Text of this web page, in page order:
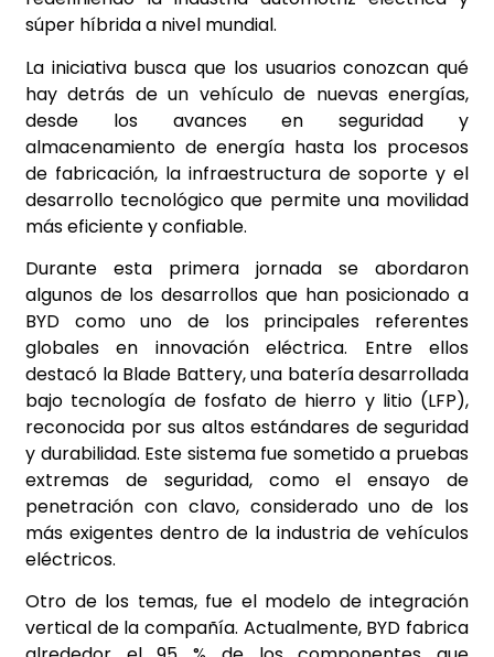
súper híbrida a nivel mundial.
La iniciativa busca que los usuarios conozcan qué
hay detrás de un vehículo de nuevas energías,
desde los avances en seguridad y
almacenamiento de energía hasta los procesos
de fabricación, la infraestructura de soporte y el
desarrollo tecnológico que permite una movilidad
más eficiente y confiable.
Durante esta primera jornada se abordaron
algunos de los desarrollos que han posicionado a
BYD como uno de los principales referentes
globales en innovación eléctrica. Entre ellos
destacó la Blade Battery, una batería desarrollada
bajo tecnología de fosfato de hierro y litio (LFP),
reconocida por sus altos estándares de seguridad
y durabilidad. Este sistema fue sometido a pruebas
extremas de seguridad, como el ensayo de
penetración con clavo, considerado uno de los
más exigentes dentro de la industria de vehículos
eléctricos.
Otro de los temas, fue el modelo de integración
vertical de la compañía. Actualmente, BYD fabrica